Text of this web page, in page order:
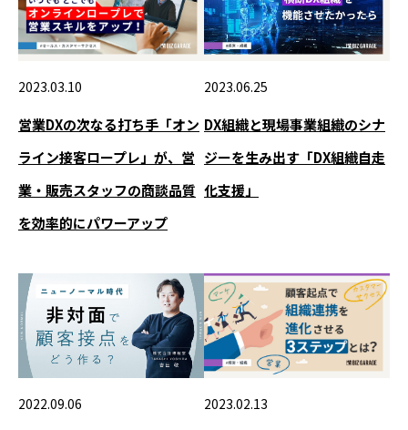
2023.03.10
営業DXの次なる打ち手「オン
ライン接客ロープレ」が、営
業・販売スタッフの商談品質
を効率的にパワーアップ
2023.06.25
DX組織と現場事業組織のシナ
ジーを生み出す「DX組織自走
化支援」
2022.09.06 2023.02.13